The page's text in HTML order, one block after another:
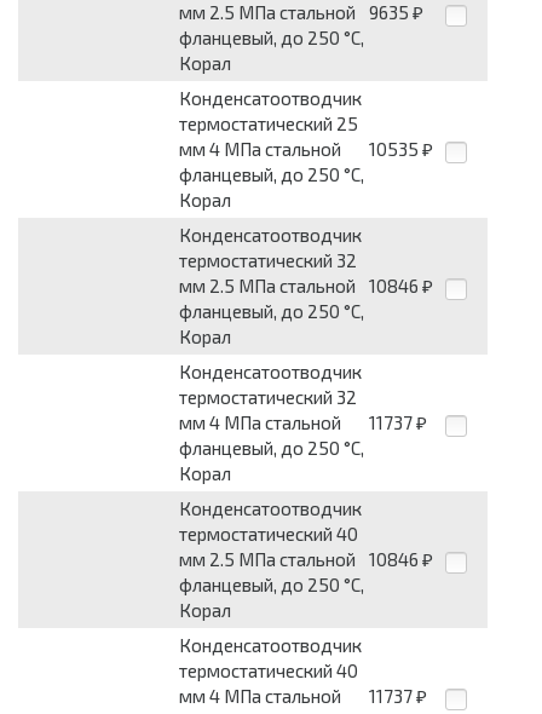
мм 2.5 МПа стальной
фланцевый, до 250 °С,
Корал
9635 ₽
Конденсатоотводчик
термостатический 25
мм 4 МПа стальной
фланцевый, до 250 °С,
Корал
10535 ₽
Конденсатоотводчик
термостатический 32
мм 2.5 МПа стальной
фланцевый, до 250 °С,
Корал
10846 ₽
Конденсатоотводчик
термостатический 32
мм 4 МПа стальной
фланцевый, до 250 °С,
Корал
11737 ₽
Конденсатоотводчик
термостатический 40
мм 2.5 МПа стальной
фланцевый, до 250 °С,
Корал
10846 ₽
Конденсатоотводчик
термостатический 40
мм 4 МПа стальной
11737 ₽